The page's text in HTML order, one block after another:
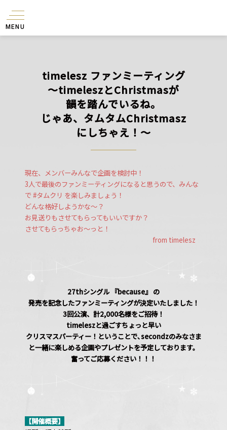
MENU
timelesz ファンミーティング
～timeleszとChristmasが
韻を踏んでいるね。
じゃあ、 タムタムChristmasz
にしちゃえ！～
現在、メンバーみんなで企画を検討中！
3人で最後のファンミーティングになると思うので、みんな
で #タムクリ を楽しみましょう！
どんな格好しようかな〜？
お見送りもさせてもらってもいいですか？
させてもらっちゃお〜っと！
from timelesz
27thシングル 『because』 の
発売を記念したファンミーティングが決定いたしました！
3回公演、計2,000名様をご招待！
timeleszと過ごすちょっと早い
クリスマスパーティー！ということで､secondzのみなさま
と一緒に楽しめる企画やプレゼントを予定しております。
奮ってご応募ください！！！
【開催概要】